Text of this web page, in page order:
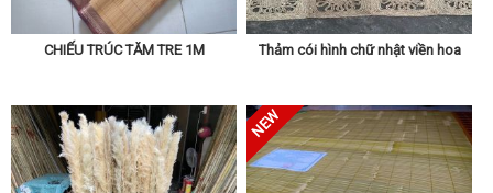
CHIẾU TRÚC TĂM TRE 1M Thảm cói hình chữ nhật viền hoa